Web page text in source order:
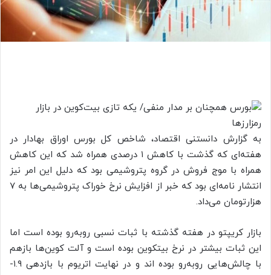
به گزارش دانستنی اقتصاد، شاخص کل بورس اوراق بهادار در
هفته‌ای که گذشت با کاهش ۱ درصدی همراه شد که این کاهش
همراه با موج فروش در گروه پتروشیمی بود که دلیل این امر نیز
انتشار نامه‌ای بود که خبر از افزایش نرخ خوراک پتروشیمی‌ها به ۷
هزارتومان می‌داد.
بازار کریپتو در هفته گذشته با ثبات نسبی روبه‌رو بوده است اما
این ثبات بیشتر در نرخ بیتکوین بوده است و آلت کوین‌ها بازهم
با چالش‌هایی روبه‌رو بوده اند و در نهایت اتریوم با بازدهی ۱.۹-